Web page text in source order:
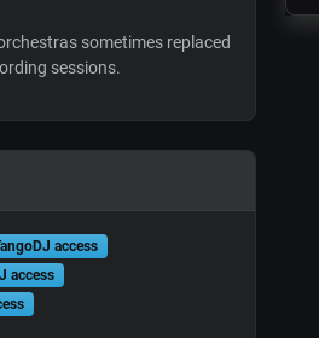
sometimes replaced
sessions.
access
access